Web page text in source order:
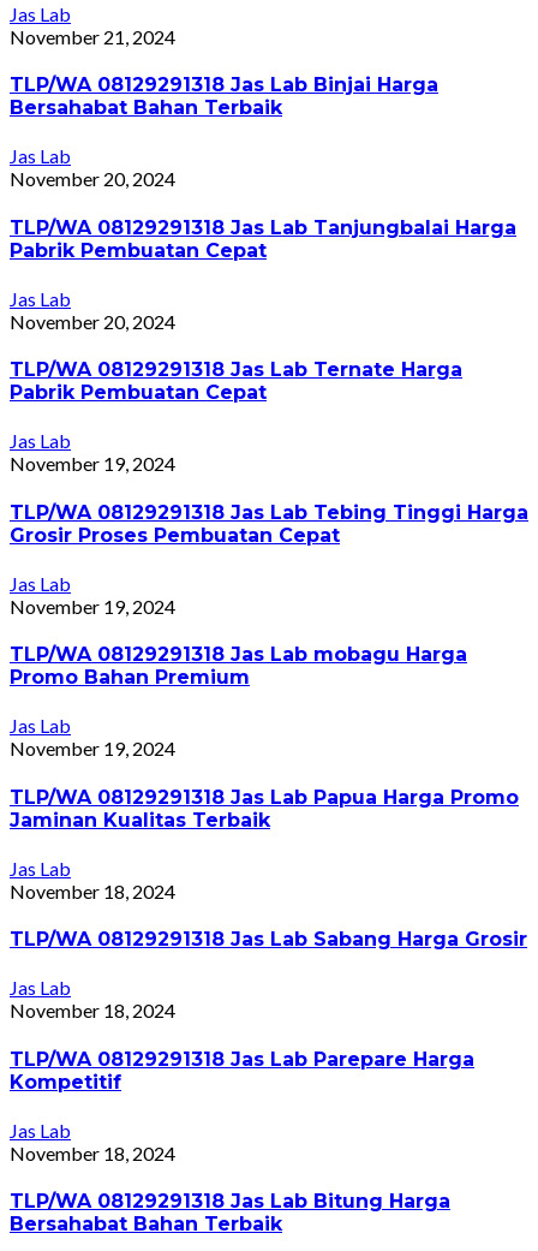
Jas Lab
November 21, 2024
TLP/WA 08129291318 Jas Lab Binjai Harga
Bersahabat Bahan Terbaik
Jas Lab
November 20, 2024
TLP/WA 08129291318 Jas Lab Tanjungbalai Harga
Pabrik Pembuatan Cepat
Jas Lab
November 20, 2024
TLP/WA 08129291318 Jas Lab Ternate Harga
Pabrik Pembuatan Cepat
Jas Lab
November 19, 2024
TLP/WA 08129291318 Jas Lab Tebing Tinggi Harga
Grosir Proses Pembuatan Cepat
Jas Lab
November 19, 2024
TLP/WA 08129291318 Jas Lab mobagu Harga
Promo Bahan Premium
Jas Lab
November 19, 2024
TLP/WA 08129291318 Jas Lab Papua Harga Promo
Jaminan Kualitas Terbaik
Jas Lab
November 18, 2024
TLP/WA 08129291318 Jas Lab Sabang Harga Grosir
Jas Lab
November 18, 2024
TLP/WA 08129291318 Jas Lab Parepare Harga
Kompetitif
Jas Lab
November 18, 2024
TLP/WA 08129291318 Jas Lab Bitung Harga
Bersahabat Bahan Terbaik